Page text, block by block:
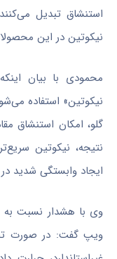
استنشاق تبدیل
نیکوتین در این
محمودی با بیان
نیکوتین» استفاده
گلو، امکان استنشاق
نتیجه، نیکوتین
ایجاد وابستگی شدید
وی با هشدار نسبت به
ویپ گفت: در صورت